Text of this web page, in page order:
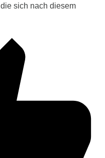
sich nach diesem